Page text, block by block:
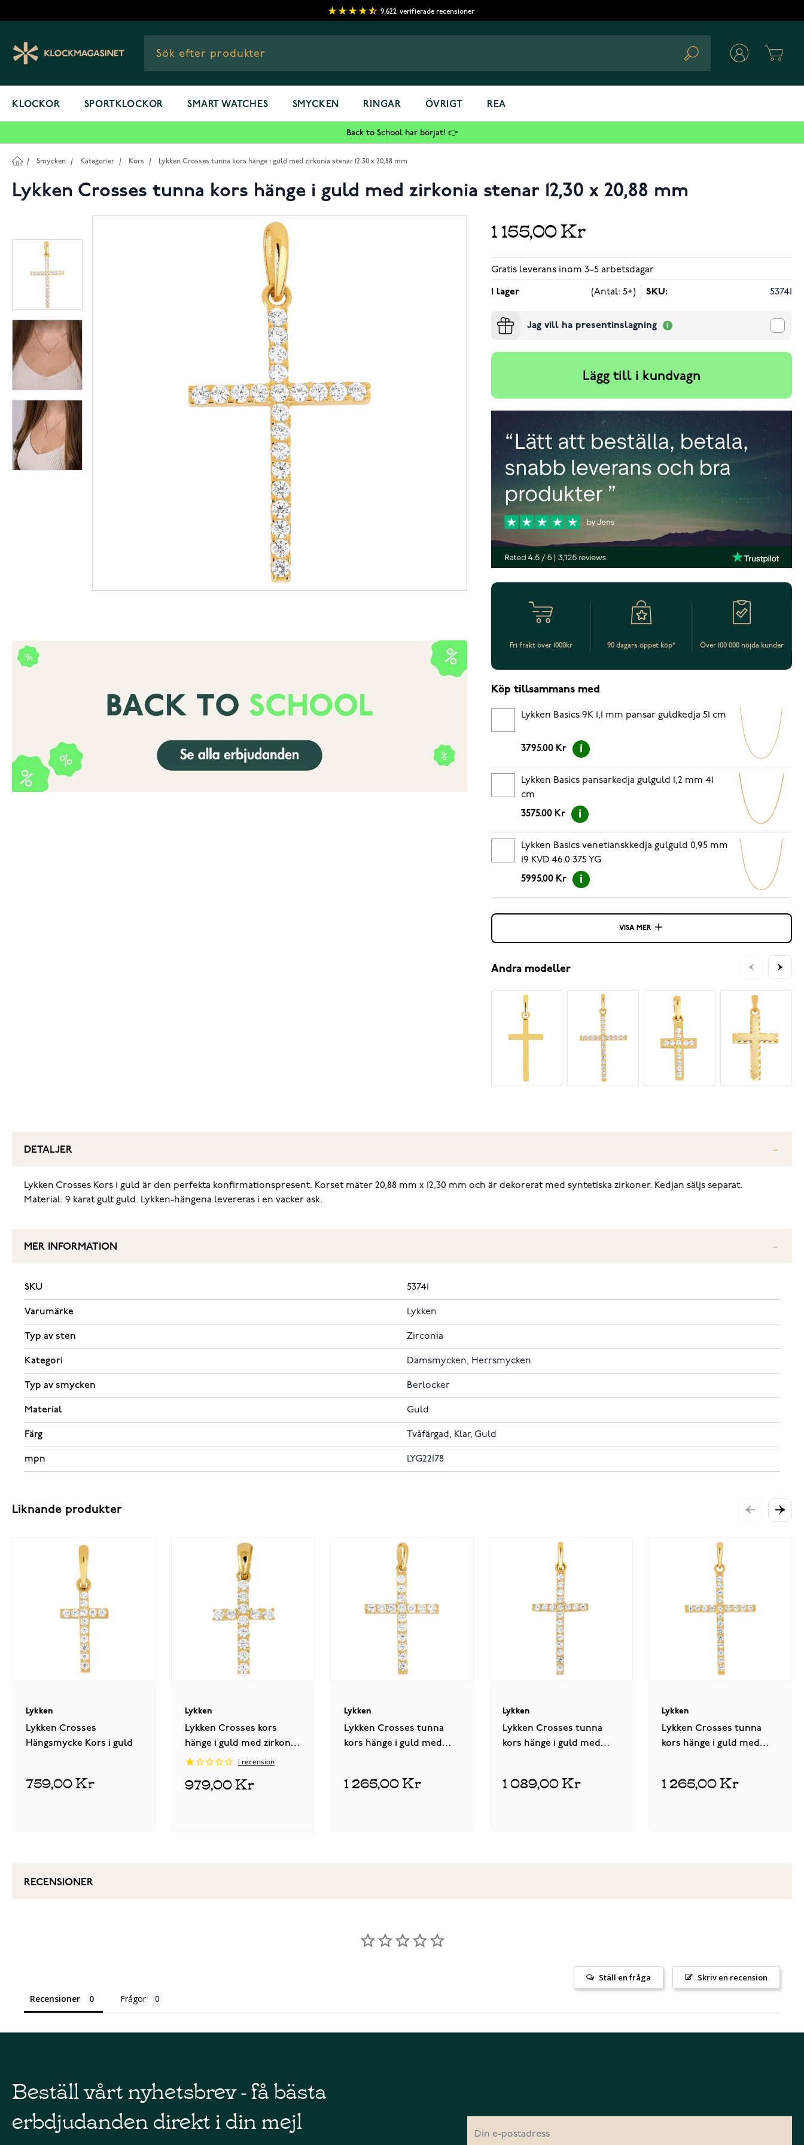
9,622 verifierade recensioner
Search
KLOCKOR SPORTKLOCKOR SMART WATCHES SMYCKEN RINGAR ÖVRIGT REA
Back to School har börjat! 👉
/ Smycken / Kategorier / Kors / Lykken Crosses tunna kors hänge i guld med zirkonia stenar 12,30 x 20,88 mm
Lykken Crosses tunna kors hänge i guld med zirkonia stenar 12,30 x 20,88 mm
1 155,00 Kr
Gratis leverans inom 3–5 arbetsdagar
I lager (Antal: 5+) SKU: 53741
Jag vill ha presentinslagning
Lägg till i kundvagn
Fri frakt över 1000kr 90 dagars öppet köp* Över 100 000 nöjda kunder
Köp tillsammans med
Lykken Basics 9K 1,1 mm pansar guldkedja 51 cm
3795.00 Kr
Lykken Basics pansarkedja gulguld 1,2 mm 41
cm
3575.00 Kr
Lykken Basics venetianskkedja gulguld 0,95 mm
19 KVD 46.0 375 YG
5995.00 Kr
VISA MER
Andra modeller
DETALJER
Lykken Crosses Kors i guld är den perfekta konfirmationspresent. Korset mäter 20,88 mm x 12,30 mm och är dekorerat med syntetiska zirkoner. Kedjan säljs separat.
Material: 9 karat gult guld. Lykken-hängena levereras i en vacker ask.
MER INFORMATION
SKU 53741
Varumärke Lykken
Typ av sten Zirconia
Kategori Damsmycken, Herrsmycken
Typ av smycken Berlocker
Material Guld
Färg Tvåfärgad, Klar, Guld
mpn LYG22178
Liknande produkter
Lykken
Lykken Crosses
Hängsmycke Kors i guld
759,00 Kr
Lykken
Lykken Crosses kors
hänge i guld med zirkonia
stenar 8,49 x 15,35 mm
recension
979,00 Kr
Lykken
Lykken Crosses tunna
kors hänge i guld med
1 265,00 Kr
Lykken
Lykken Crosses tunna
kors hänge i guld med
1 089,00 Kr
Lykken
Lykken Crosses tunna
kors hänge i guld med
1 265,00 Kr
RECENSIONER
Skriv en recension
Ställ en fråga
Recensioner Frågor
Beställ vårt nyhetsbrev - få bästa
erbdjudanden direkt i din mejl